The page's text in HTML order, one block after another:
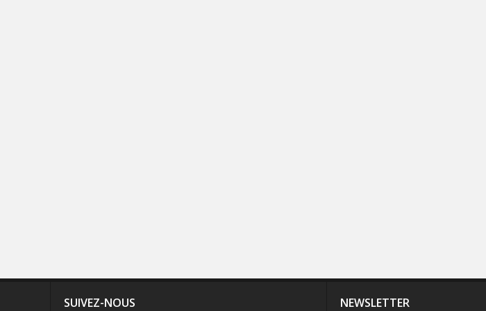
SUIVEZ-NOUS NEWSLETTER